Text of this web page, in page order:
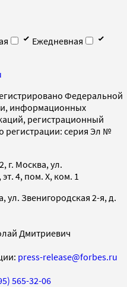
Ежедневная
Федеральной
информационных
регистрационный
регистрации: серия Эл №
г. Москва, ул.
4, пом. X, ком. 1
ул. Звенигородская 2-я, д.
Дмитриевич
press-release@forbes.ru
565-32-06